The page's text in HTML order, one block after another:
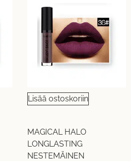
Lisää ostoskoriin
MAGICAL HALO
LONGLASTING
NESTEMÄINEN